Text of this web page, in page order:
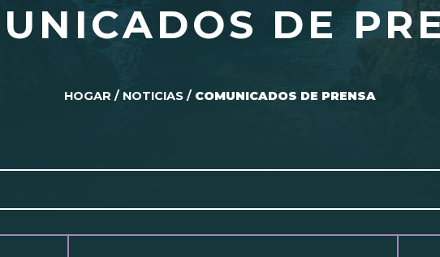
DE
HOGAR / NOTICIAS / COMUNICADOS DE PRENSA